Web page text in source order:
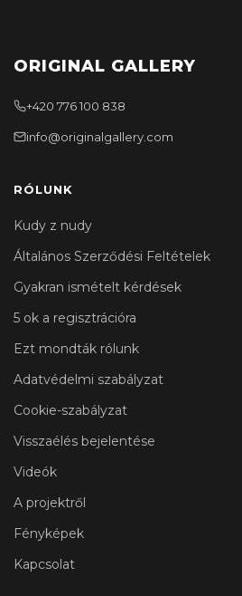
ORIGINAL GALLERY
+420 776 100 838
info@originalgallery.com
RÓLUNK
Kudy z nudy
Általános Szerződési Feltételek
Gyakran ismételt kérdések
5 ok a regisztrációra
Ezt mondták rólunk
Adatvédelmi szabályzat
Cookie-szabályzat
Visszaélés bejelentése
Videók
A projektről
Fényképek
Kapcsolat